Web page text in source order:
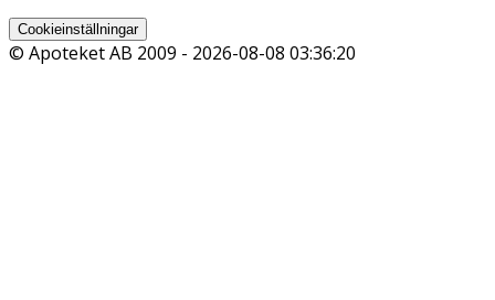
Cookieinställningar
© Apoteket AB 2009 - 2026-08-08 03:36:20